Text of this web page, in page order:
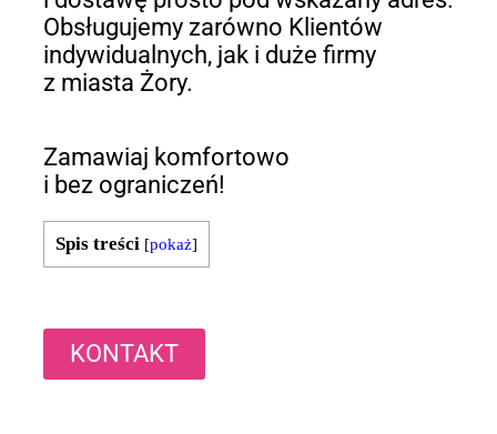
Obsługujemy zarówno Klientów
indywidualnych, jak i duże firmy
z miasta Żory.
Zamawiaj komfortowo
i bez ograniczeń!
Spis treści [pokaż]
KONTAKT